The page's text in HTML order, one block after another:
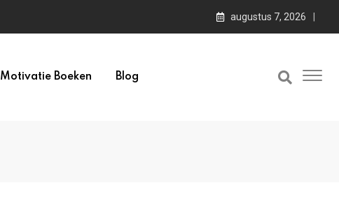
augustus 7, 2026
Motivatie Boeken Blog